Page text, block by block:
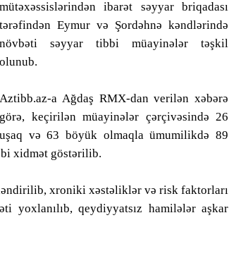
mütəxəssislərindən ibarət səyyar briqadası
tərəfindən Eymur və Şordəhnə kəndlərində
növbəti səyyar tibbi müayinələr təşkil
olunub.
Aztibb.az-a Ağdaş RMX-dan verilən xəbərə
görə, keçirilən müayinələr çərçivəsində 26
uşaq və 63 böyük olmaqla ümumilikdə 89
xidmət göstərilib.
xroniki xəstəliklər və risk faktorları
yoxlanılıb, qeydiyyatsız hamilələr aşkar